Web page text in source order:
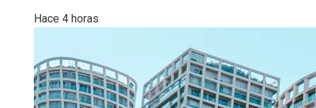
Hace 4 horas